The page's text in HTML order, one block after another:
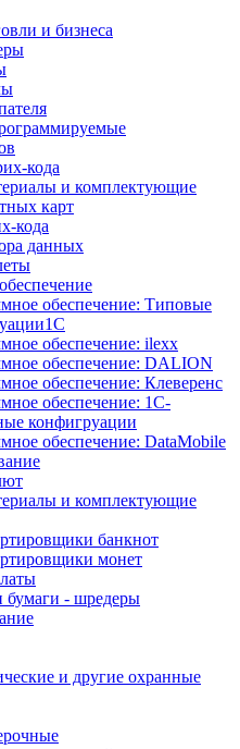
и бизнеса
кода
и комплектующие
карт
кода
данных
обеспечение: Типовые
обеспечение: ilexx
обеспечение: DALION
обеспечение: Клеверенс
обеспечение: 1С-
конфигруации
обеспечение: DataMobile
и комплектующие
банкнот
монет
бумаги - шредеры
и другие охранные